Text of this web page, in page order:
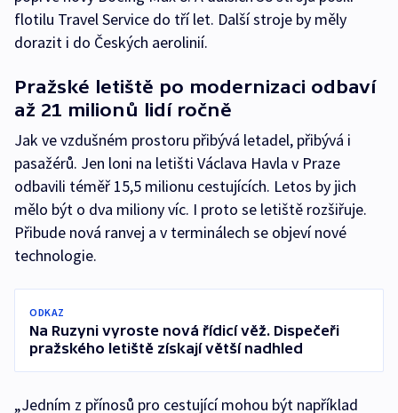
flotilu Travel Service do tří let. Další stroje by měly
dorazit i do Českých aerolinií.
Pražské letiště po modernizaci odbaví
až 21 milionů lidí ročně
Jak ve vzdušném prostoru přibývá letadel, přibývá i
pasažérů. Jen loni na letišti Václava Havla v Praze
odbavili téměř 15,5 milionu cestujících. Letos by jich
mělo být o dva miliony víc. I proto se letiště rozšiřuje.
Přibude nová ranvej a v terminálech se objeví nové
technologie.
ODKAZ
Na Ruzyni vyroste nová řídicí věž. Dispečeři
pražského letiště získají větší nadhled
„Jedním z přínosů pro cestující mohou být například